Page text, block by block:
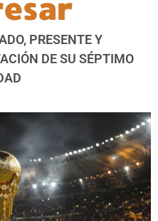
PRESENTE Y
DE SU SÉPTIMO